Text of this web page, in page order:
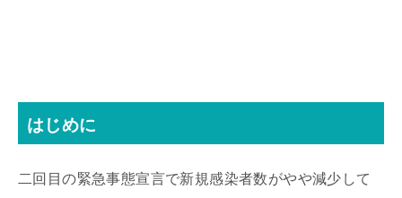
はじめに
二回目の緊急事態宣言で新規感染者数がやや減少して